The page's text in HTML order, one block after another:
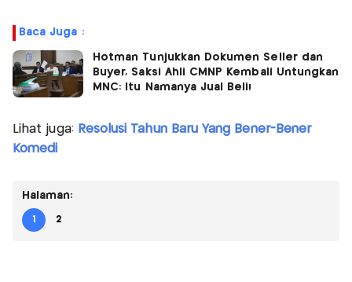
Baca Juga :
Hotman Tunjukkan Dokumen Seller dan
Buyer, Saksi Ahli CMNP Kembali Untungkan
MNC: Itu Namanya Jual Beli!
Lihat juga: Resolusi Tahun Baru Yang Bener-Bener
Komedi
Halaman:
1 2